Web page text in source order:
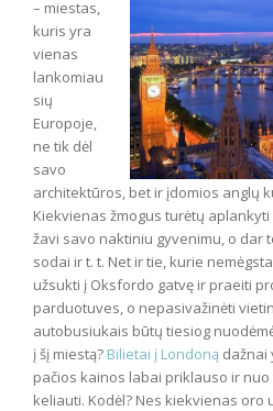
– miestas,
kuris yra
vienas
lankomiau
sių
Europoje,
ne tik dėl
savo
architektūros, bet ir įdomios anglų
Kiekvienas žmogus turėtų
žavi savo naktiniu gyvenimu, o dar
sodai ir t. t. Net ir tie, kurie
užsukti į Oksfordo gatvę ir praeiti
parduotuves, o nepasivažinėti
autobusiukais būtų tiesiog
į šį miestą? Bilietai į Londoną dažnai
pačios kainos labai priklauso ir
keliauti. Kodėl? Nes kiekvienas